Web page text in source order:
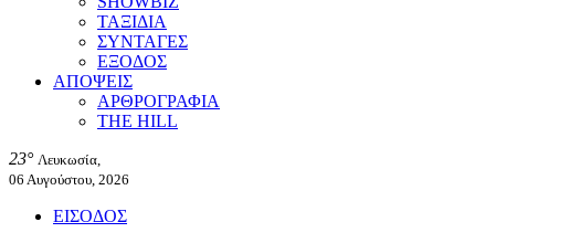
ΤΑΞΙΔΙΑ
ΣΥΝΤΑΓΕΣ
ΕΞΟΔΟΣ
ΑΠΟΨΕΙΣ
ΑΡΘΡΟΓΡΑΦΙΑ
THE HILL
23° Λευκωσία,
06 Αυγούστου, 2026
ΕΙΣΟΔΟΣ